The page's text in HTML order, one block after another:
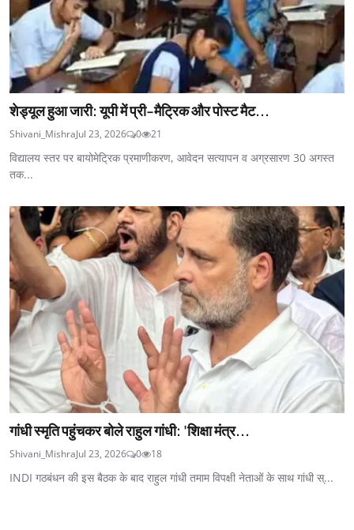
शेड्यूल हुआ जारी: यूपी में प्री-मैट्रिक और पोस्ट मैट...
Shivani_MishraJul 23, 2026 0 21
विद्यालय स्तर पर बायोमेट्रिक प्रमाणीकरण, आवेदन सत्यापन व अग्रसारण 30 अगस्त
तक...
गांधी स्मृति पहुंचकर बोले राहुल गांधी: 'शिक्षा मंत्र...
Shivani_MishraJul 23, 2026 0 18
INDI गठबंधन की इस बैठक के बाद राहुल गांधी तमाम विपक्षी नेताओं के साथ गांधी स्...